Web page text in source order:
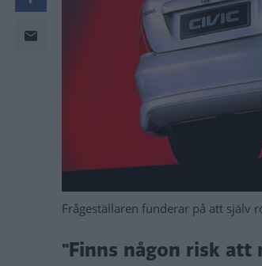
Frågeställaren funderar på att själv
"Finns någon risk